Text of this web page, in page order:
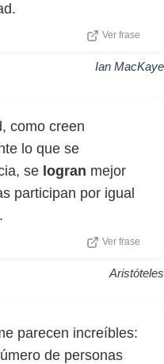
Ver frase
Ian MacKaye
como creen
lo que se
se logran mejor
participan por igual
Ver frase
Aristóteles
parecen increíbles:
de personas